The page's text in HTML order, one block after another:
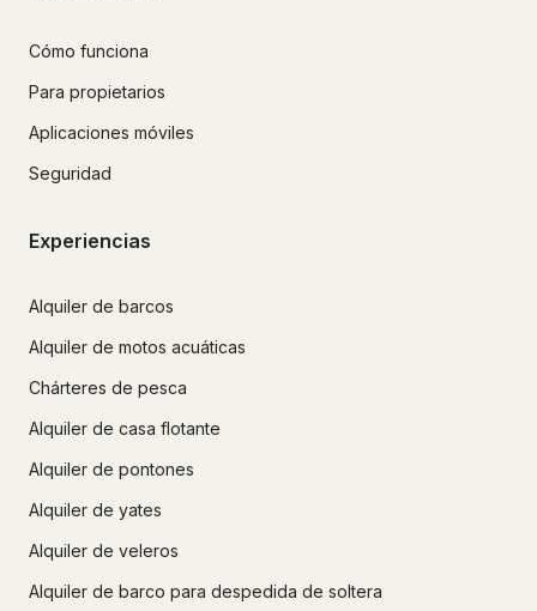
Cómo funciona
Para propietarios
Aplicaciones móviles
Seguridad
Experiencias
Alquiler de barcos
Alquiler de motos acuáticas
Chárteres de pesca
Alquiler de casa flotante
Alquiler de pontones
Alquiler de yates
Alquiler de veleros
Alquiler de barco para despedida de soltera